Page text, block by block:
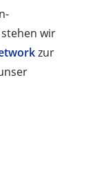
wir
zur